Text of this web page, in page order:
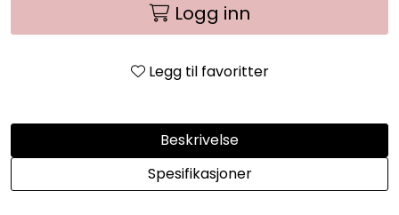
Logg inn
Legg til favoritter
Beskrivelse
Spesifikasjoner